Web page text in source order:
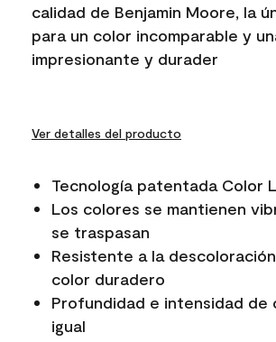
calidad de Benjamin Moore, la
para un color incomparable y
impresionante y durader
Ver detalles del producto
Tecnología patentada Color
Los colores se mantienen
se traspasan
Resistente a la
color duradero
Profundidad e intensidad de
igual